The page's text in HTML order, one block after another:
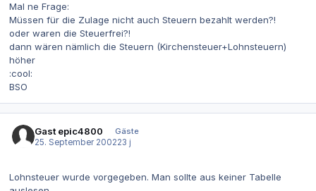
Mal ne Frage:
Müssen für die Zulage nicht auch Steuern bezahlt werden?!
oder waren die Steuerfrei?!
dann wären nämlich die Steuern (Kirchensteuer+Lohnsteuern)
höher
:cool:
BSO
Gast epic4800
Gäste
25. September 200223 j
Lohnsteuer wurde vorgegeben. Man sollte aus keiner Tabelle